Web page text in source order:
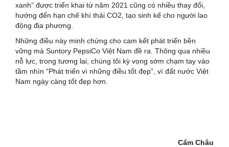
xanh” được triển khai từ năm 2021 cũng có nhiều thay đổi,
hướng đến hạn chế khí thải CO2, tạo sinh kế cho người lao
động địa phương.
Những điều này minh chứng cho cam kết phát triển bền
vững mà Suntory PepsiCo Việt Nam đề ra. Thông qua nhiều
nỗ lực, trong tương lai, chúng tôi kỳ vọng sớm chạm tay vào
tầm nhìn “Phát triển vì những điều tốt đẹp”, vì đất nước Việt
Nam ngày càng tốt đẹp hơn.
Cẩm Châu